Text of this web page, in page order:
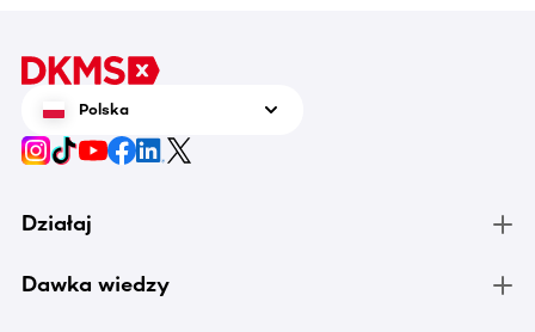
Polska
Działaj
Dawka wiedzy